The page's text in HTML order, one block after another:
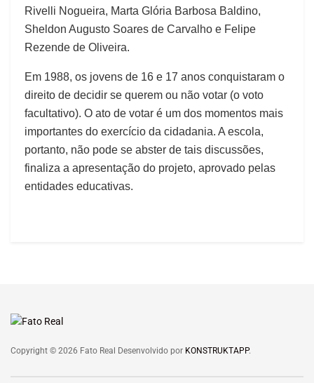
Rivelli Nogueira, Marta Glória Barbosa Baldino,
Sheldon Augusto Soares de Carvalho e Felipe
Rezende de Oliveira.
Em 1988, os jovens de 16 e 17 anos conquistaram o
direito de decidir se querem ou não votar (o voto
facultativo). O ato de votar é um dos momentos mais
importantes do exercício da cidadania. A escola,
portanto, não pode se abster de tais discussões,
finaliza a apresentação do projeto, aprovado pelas
entidades educativas.
Copyright © 2026 Fato Real Desenvolvido por KONSTRUKTAPP.